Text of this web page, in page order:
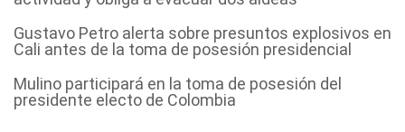
Gustavo Petro alerta sobre presuntos explosivos en
Cali antes de la toma de posesión presidencial
Mulino participará en la toma de posesión del
presidente electo de Colombia